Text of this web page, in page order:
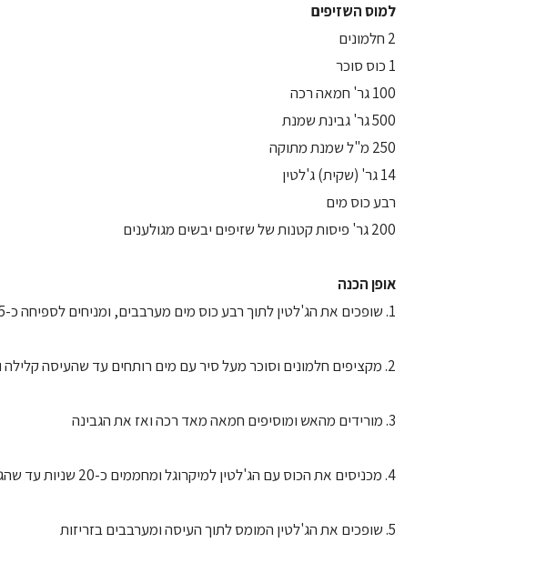
למוס השזיפים
2 חלמונים
1 כוס סוכר
100 גר' חמאה רכה
500 גר' גבינת שמנת
250 מ"ל שמנת מתוקה
14 גר' (שקית) ג'לטין
רבע כוס מים
200 גר' פיסות קטנות של שזיפים יבשים מגולענים
אופן הכנה
1. שופכים את הג'לטין לתוך רבע כוס מים מערבבים, ומניחים לספיחה כ-15 דקות
2. מקציפים חלמונים וסוכר מעל סיר עם מים רותחים עד שהעיסה קלילה ותפוחה
3. מורידים מהאש ומוסיפים חמאה מאד רכה ואז את הגבינה
4. מכניסים את הכוס עם הג'לטין למיקרוגל ומחממים כ-20 שניות עד שהג'לטין נמס
5. שופכים את הג'לטין המומס לתוך העיסה ומערבבים בזריזות